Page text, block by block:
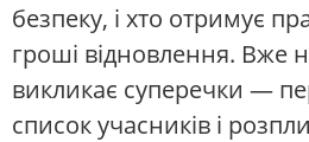
безпеку, і хто отримує
гроші відновлення. Вже
викликає суперечки —
список учасників і